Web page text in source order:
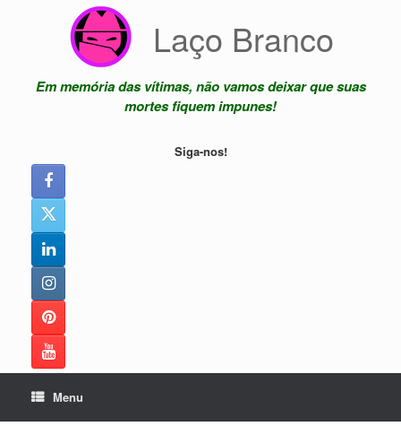
Laço Branco
Em memória das vítimas, não vamos deixar que suas
mortes fiquem impunes!
Siga-nos!
Menu